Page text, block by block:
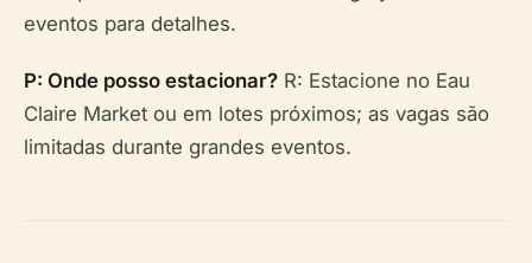
eventos para detalhes.
P: Onde posso estacionar? R: Estacione no Eau
Claire Market ou em lotes próximos; as vagas são
limitadas durante grandes eventos.